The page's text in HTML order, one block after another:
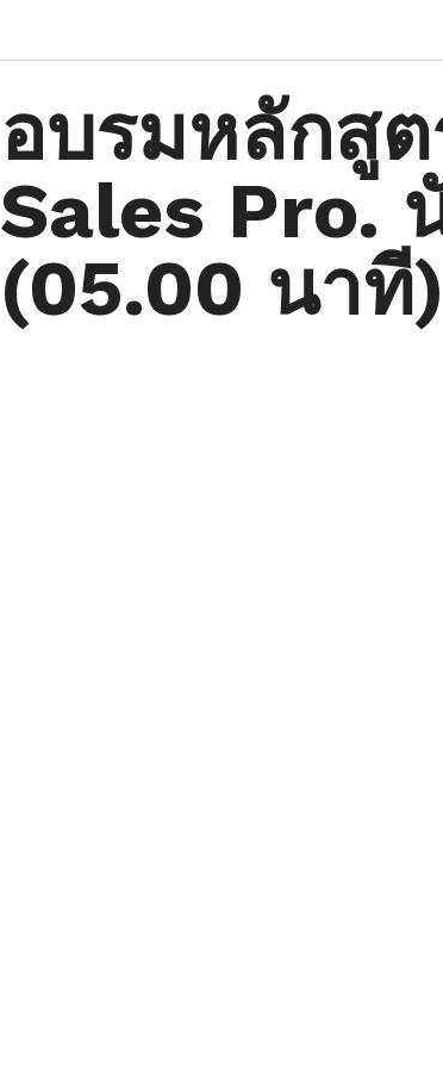
อบรมหลักสู
Sales Pro.
(05.00 นาที)